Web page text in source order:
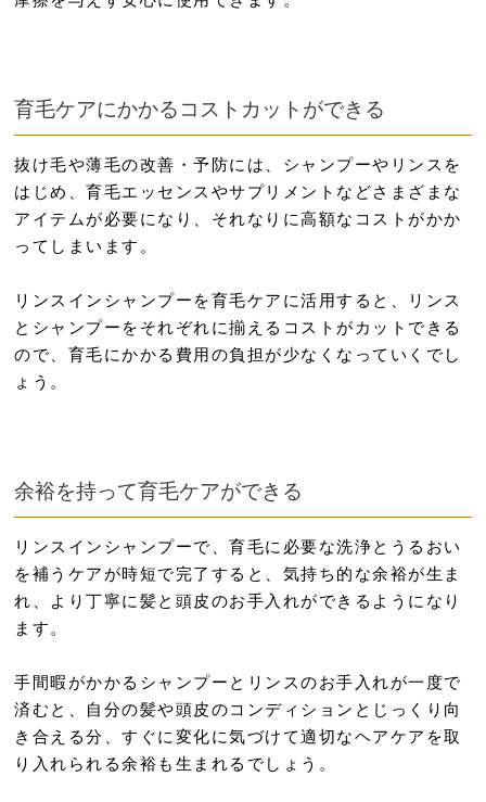
育毛ケアにかかるコストカットができる
抜け毛や薄毛の改善・予防には、シャンプーやリンスを
はじめ、育毛エッセンスやサプリメントなどさまざまな
アイテムが必要になり、それなりに高額なコストがかか
ってしまいます。
リンスインシャンプーを育毛ケアに活用すると、リンス
とシャンプーをそれぞれに揃えるコストがカットできる
ので、育毛にかかる費用の負担が少なくなっていくでし
ょう。
余裕を持って育毛ケアができる
リンスインシャンプーで、育毛に必要な洗浄とうるおい
を補うケアが時短で完了すると、気持ち的な余裕が生ま
れ、より丁寧に髪と頭皮のお手入れができるようになり
ます。
手間暇がかかるシャンプーとリンスのお手入れが一度で
済むと、自分の髪や頭皮のコンディションとじっくり向
き合える分、すぐに変化に気づけて適切なヘアケアを取
り入れられる余裕も生まれるでしょう。